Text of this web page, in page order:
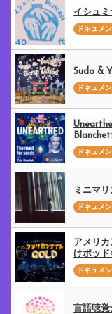
イシュ
ドキュメ
Sudo &
ドキュメ
ドキュメ
ミニマ
ドキュメ
アメリ
けポッ
ドキュメ
言語聴覚